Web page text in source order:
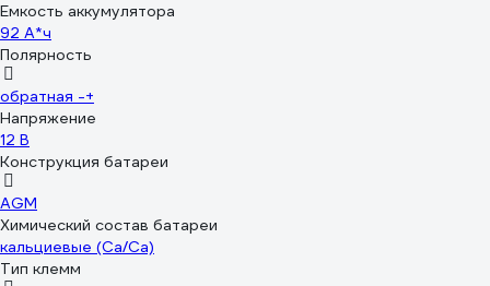
Емкость аккумулятора
92 А*ч
Полярность
обратная -+
Напряжение
12 В
Конструкция батареи
AGM
Химический состав батареи
кальциевые (Ca/Ca)
Тип клемм